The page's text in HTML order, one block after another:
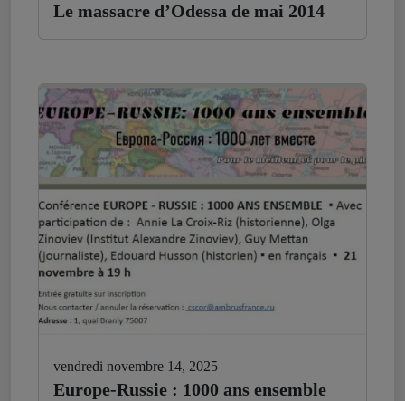
Le massacre d’Odessa de mai 2014
vendredi novembre 14, 2025
Europe-Russie : 1000 ans ensemble